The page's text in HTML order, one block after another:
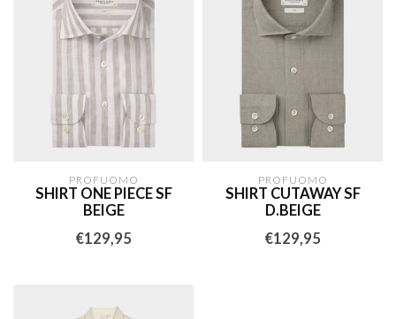
PROFUOMO
SHIRT ONE PIECE SF
BEIGE
€129,95
PROFUOMO
SHIRT CUTAWAY SF
D.BEIGE
€129,95